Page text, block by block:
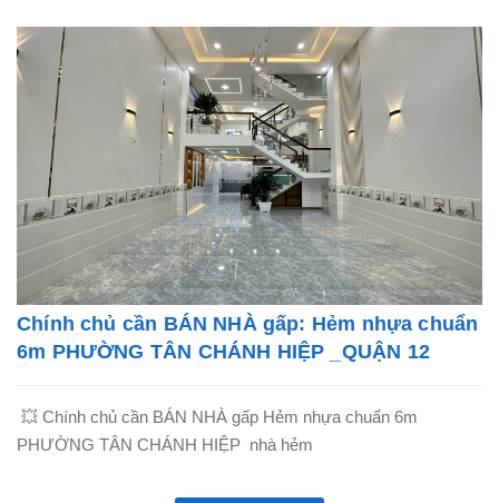
Chính chủ cần BÁN NHÀ gấp: Hẻm nhựa chuẩn
6m PHƯỜNG TÂN CHÁNH HIỆP _QUẬN 12
💥 Chính chủ cần BÁN NHÀ gấp Hẻm nhựa chuẩn 6m
PHƯỜNG TÂN CHÁNH HIỆP nhà hẻm